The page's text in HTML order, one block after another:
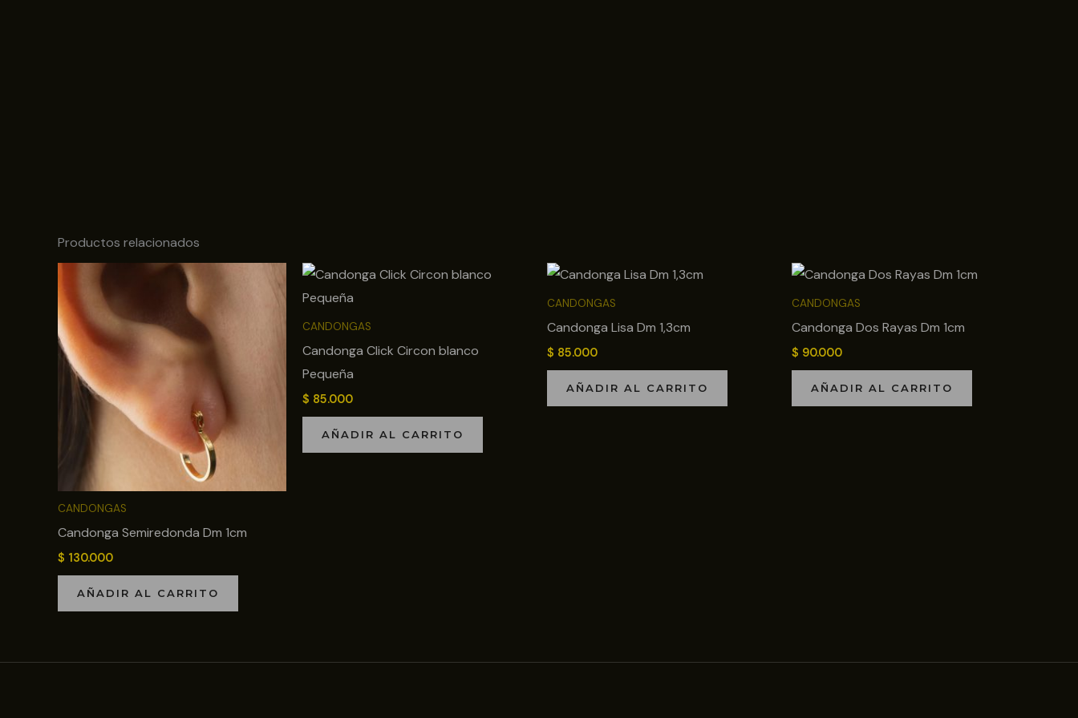
Productos relacionados
CANDONGAS
Candonga Semiredonda Dm 1cm
$ 130.000
AÑADIR AL CARRITO
CANDONGAS
Candonga Click Circon blanco
Pequeña
$ 85.000
AÑADIR AL CARRITO
CANDONGAS
Candonga Lisa Dm 1,3cm
$ 85.000
AÑADIR AL CARRITO
CANDONGAS
Candonga Dos Rayas Dm 1cm
$ 90.000
AÑADIR AL CARRITO